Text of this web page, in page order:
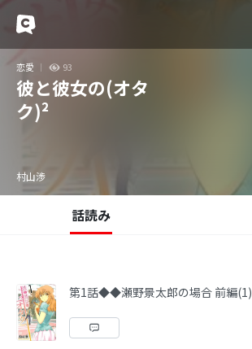
恋愛 93
彼と彼女の(オタ
ク)²
村山渉
話読み
第1話◆◆瀬野景太郎の場合 前編(1)